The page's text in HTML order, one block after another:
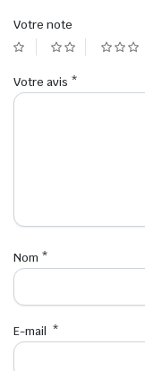
Votre note
Votre avis *
Nom *
E-mail *